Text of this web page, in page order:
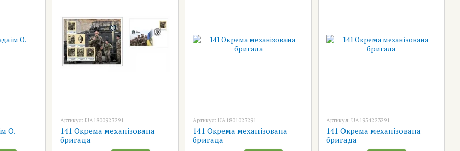
О.
Артикул: UA1800923291
141 Окрема механізована
бригада
Артикул: UA1801023291
141 Окрема механізована
бригада
Артикул: UA1954223291
141 Окрема механізована
бригада